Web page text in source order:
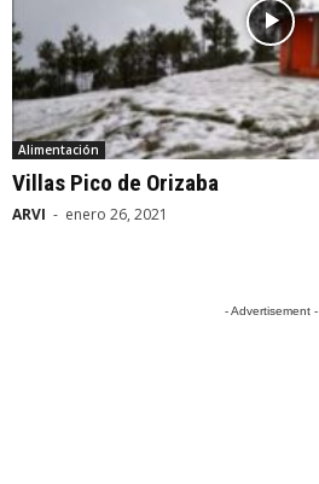
Alimentación
Villas Pico de Orizaba
ARVI - enero 26, 2021
- Advertisement -